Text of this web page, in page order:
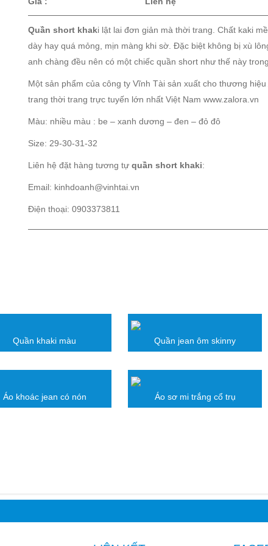
DỊCH VỤ KHÁCH HÀNG TIN TỨC KIẾN THỨC
Quần short khaki lật lai đơn giản mà thời trang. Chất kaki
dày hay quá mỏng, mịn màng khi sờ. Đặc biệt không bị xù
anh chàng đều nên có một chiếc quần short như thế này
Một sản phẩm của công ty Vĩnh Tài sản xuất cho thương hiệu
trang thời trang trực tuyến lớn nhất Việt Nam www.zalora.vn
Màu: nhiều màu : be – xanh dương – đen – đỏ đô
Size: 29-30-31-32
Liên hệ đặt hàng tương tự quần short khaki:
Email: kinhdoanh@vinhtai.vn
Điện thoại: 0903373811
Quần khaki màu Quần jean ôm skinny
Áo khoác jean có nón Áo sơ mi trắng cổ trụ